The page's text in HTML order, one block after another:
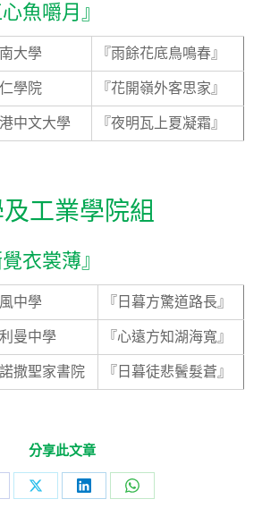
魚嚼月』
大學 『雨餘花底鳥鳴春』
學院 『花開嶺外客思家』
中文大學 『夜明瓦上夏凝霜』
工業學院組
衣裳薄』
中學 『日暮方驚道路長』
曼中學 『心遠方知湖海寬』
撒聖家書院 『日暮徒悲鬢髮蒼』
分享此文章
Share
Share
Share